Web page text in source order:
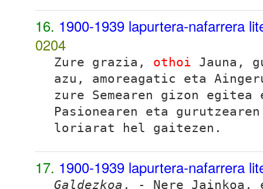
16. 1900-1939 lapurtera-nafarrera
0204
Zure grazia, othoi Jauna,
azu, amoreagatic eta
zure Semearen gizon egitea
Pasionearen eta
loriarat hel gaitezen.
17. 1900-1939 lapurtera-nafarrera
Galdezkoa , - Nere Jainkoa,